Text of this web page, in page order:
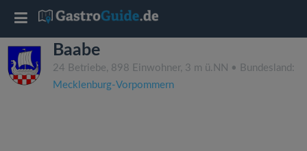
Baabe
24 Betriebe, 898 Einwohner, 3 m ü.NN • Bundesland:
Mecklenburg-Vorpommern
T
o